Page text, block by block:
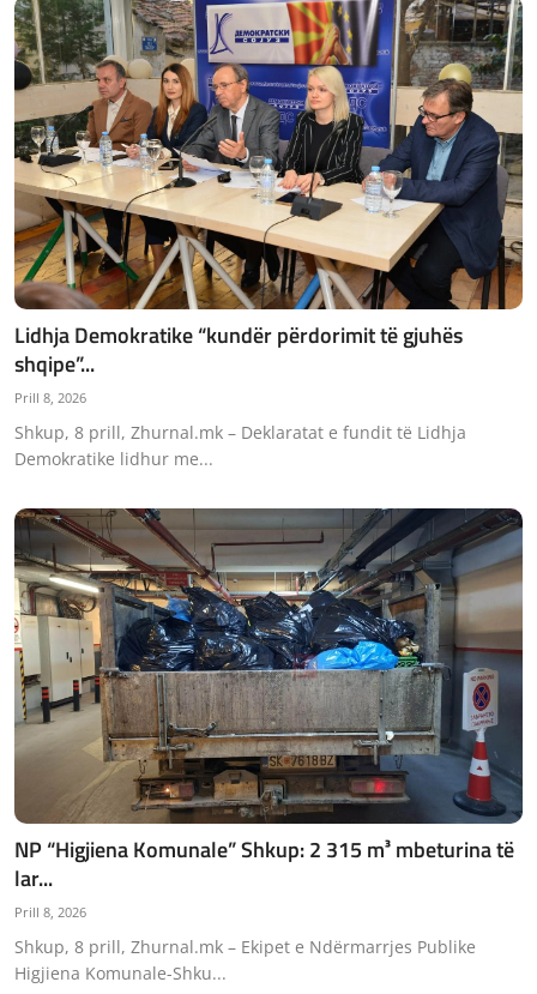
Lidhja Demokratike “kundër përdorimit të gjuhës
shqipe”...
Prill 8, 2026
Shkup, 8 prill, Zhurnal.mk – Deklaratat e fundit të Lidhja
Demokratike lidhur me...
NP “Higjiena Komunale” Shkup: 2 315 m³ mbeturina të
lar...
Prill 8, 2026
Shkup, 8 prill, Zhurnal.mk – Ekipet e Ndërmarrjes Publike
Higjiena Komunale-Shku...